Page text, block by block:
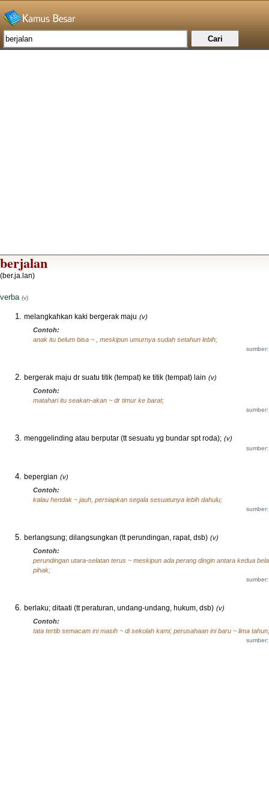
berjalan
(ber.ja.lan)
verba (v)
melangkahkan kaki bergerak maju (v)
Contoh:
anak itu belum bisa ~ , meskipun umurnya sudah setahun lebih;
bergerak maju dr suatu titik (tempat) ke titik (tempat) lain (v)
Contoh:
matahari itu seakan-akan ~ dr timur ke barat;
menggelinding atau berputar (tt sesuatu yg bundar spt roda); (v)
bepergian (v)
Contoh:
kalau hendak ~ jauh, persiapkan segala sesuatunya lebih dahulu;
berlangsung; dilangsungkan (tt perundingan, rapat, dsb) (v)
Contoh:
perundingan utara-selatan terus ~ meskipun ada perang dingin antara kedua
pihak;
berlaku; ditaati (tt peraturan, undang-undang, hukum, dsb) (v)
Contoh:
tata tertib semacam ini masih ~ di sekolah kami; perusahaan ini baru ~ lima tahun;